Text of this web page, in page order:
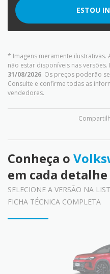
* Imagens meramente
não estar disponíveis nas
31/08/2026. Os preços poderão
Consulte e confirme todas as
vendedores.
ESTOU
Conheça o
em cada detalhe
SELECIONE A VERSÃO NA
FICHA TÉCNICA COMPLETA